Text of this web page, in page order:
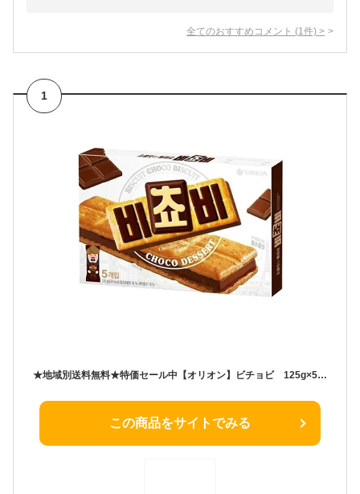
全てのおすすめコメント (1 件) >
1
★地域別送料無料★特価セール中【オリオン】ビチョビ 125g×5個 ★1個当たり594円(税込) 《韓国お菓子 韓国チョコレートビスケット 韓国お土産 韓国チョコ オリオン 韓国デザート オリオン Orion》
この商品をサイトでみる